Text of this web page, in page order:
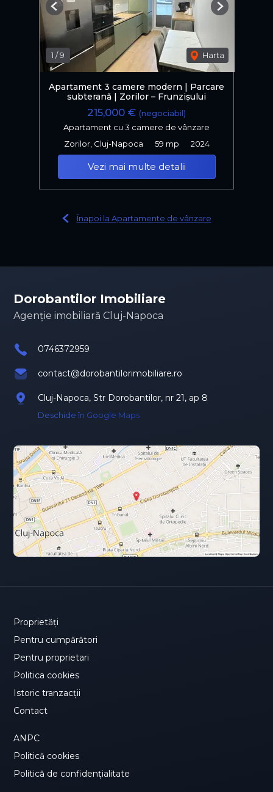
1 /9 Harta
Previous Next
Apartament 3 camere modern | Parcare
subteranǎ | Zorilor – Frunzișului
215,000 € (negociabil)
Apartament cu 3 camere de vânzare
Zorilor, Cluj-Napoca
59 mp 2024
Vezi mai multe detalii
Înapoi la Apartamente de vânzare
Dorobantilor Imobiliare
Agenție imobiliară Cluj-Napoca
0746372959
contact@dorobantilorimobiliare.ro
Cluj-Napoca, Str Dorobantilor, nr 21, ap 8
Deschide în Google Maps
Proprietăți
Pentru cumpărători
Pentru proprietari
Politica cookies
Istoric tranzacții
Contact
ANPC
Politică cookies
Politică de confidențialitate